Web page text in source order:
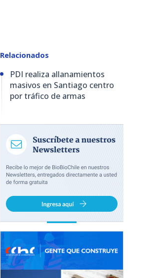
Relacionados
PDI realiza allanamientos
masivos en Santiago centro
por tráfico de armas